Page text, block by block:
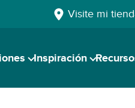
Visite mi
Inspiración